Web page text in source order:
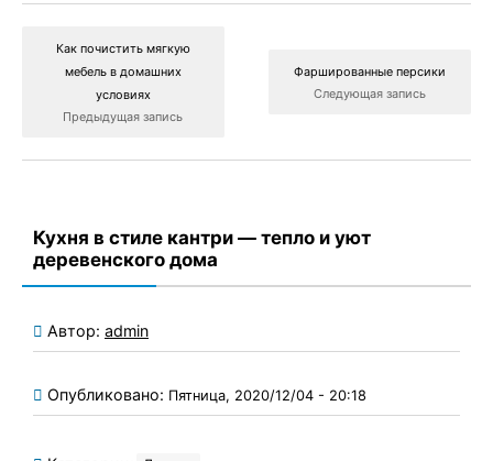
Как почистить мягкую
мебель в домашних
условиях
Предыдущая запись
Фаршированные персики
Следующая запись
Кухня в стиле кантри — тепло и уют
деревенского дома
Автор: admin
Опубликовано: Пятница, 2020/12/04 - 20:18